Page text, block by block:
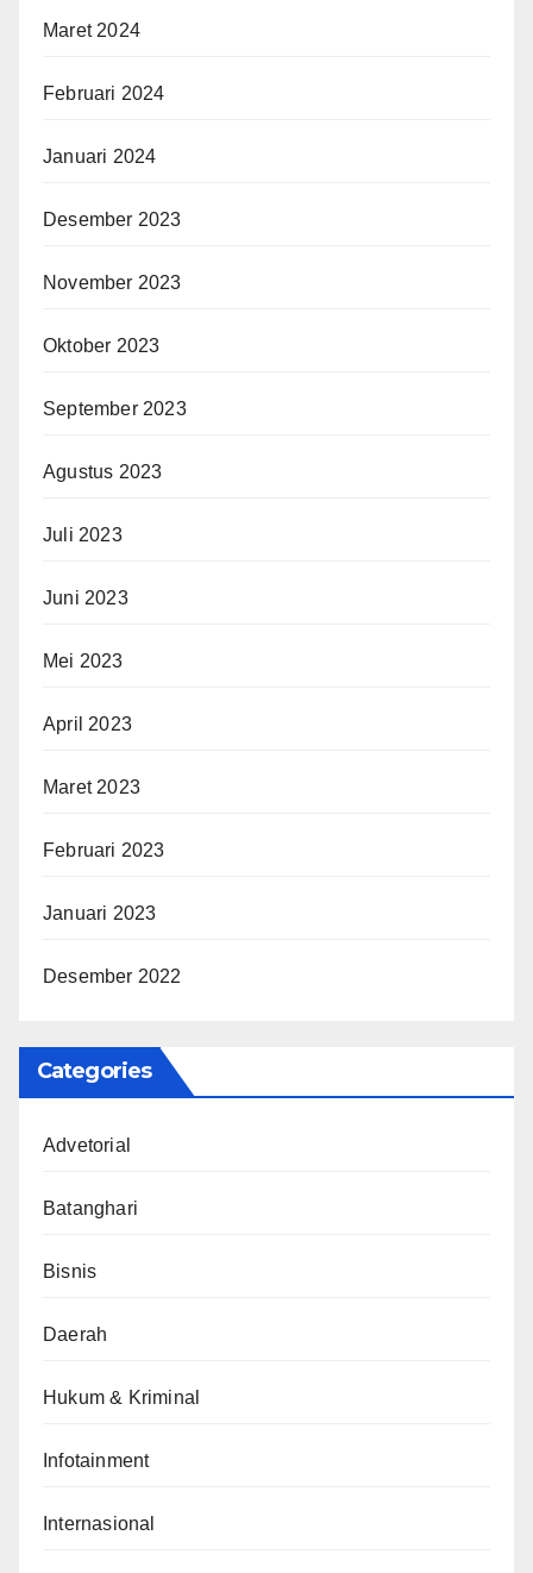
Maret 2024
Februari 2024
Januari 2024
Desember 2023
November 2023
Oktober 2023
September 2023
Agustus 2023
Juli 2023
Juni 2023
Mei 2023
April 2023
Maret 2023
Februari 2023
Januari 2023
Desember 2022
Categories
Advetorial
Batanghari
Bisnis
Daerah
Hukum & Kriminal
Infotainment
Internasional